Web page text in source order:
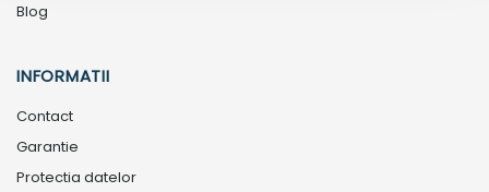
Blog
INFORMATII
Contact
Garantie
Protectia datelor